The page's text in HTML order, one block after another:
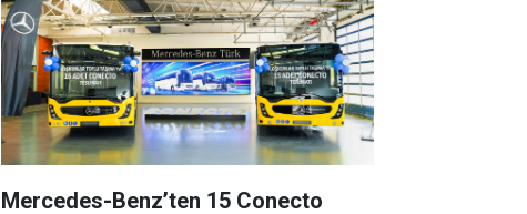
Mercedes-Benz’ten 15 Conecto